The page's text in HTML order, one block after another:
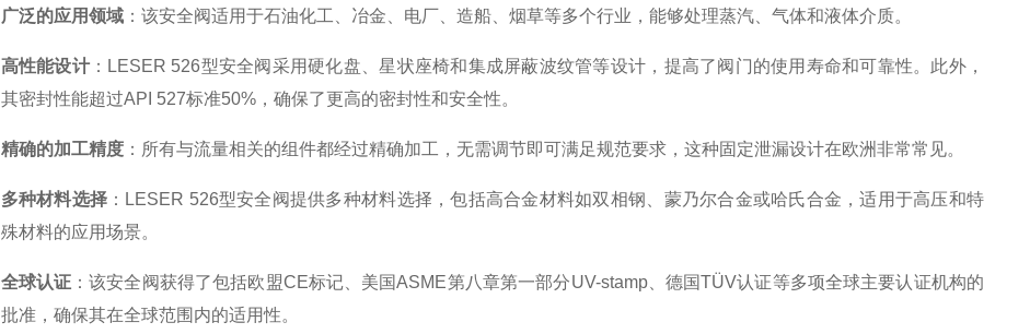
广泛的应用领域：该安全阀适用于石油化工、冶金、电厂、造船、烟草等多个行业，能够处理蒸汽、气体和液体介质。
高性能设计：LESER 526型安全阀采用硬化盘、星状座椅和集成屏蔽波纹管等设计，提高了阀门的使用寿命和可靠性。此外，
其密封性能超过API 527标准50%，确保了更高的密封性和安全性。
精确的加工精度：所有与流量相关的组件都经过精确加工，无需调节即可满足规范要求，这种固定泄漏设计在欧洲非常常见。
多种材料选择 ：LESER 526型安全阀提供多种材料选择，包括高合金材料如双相钢、蒙乃尔合金或哈氏合金，适用于高压和特
殊材料的应用场景。
全球认证 ：该安全阀获得了包括欧盟CE标记、美国ASME第八章第一部分UV-stamp、德国TÜV认证等多项全球主要认证机构的
批准，确保其在全球范围内的适用性。